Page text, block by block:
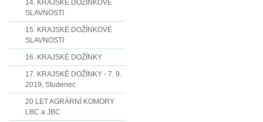
14. KRAJSKÉ DOŽÍNKOVÉ
SLAVNOSTI
15. KRAJSKÉ DOŽÍNKOVÉ
SLAVNOSTI
16. KRAJSKÉ DOŽÍNKY
17. KRAJSKÉ DOŽÍNKY - 7. 9.
2019, Studenec
20 LET AGRÁRNÍ KOMORY
LBC a JBC